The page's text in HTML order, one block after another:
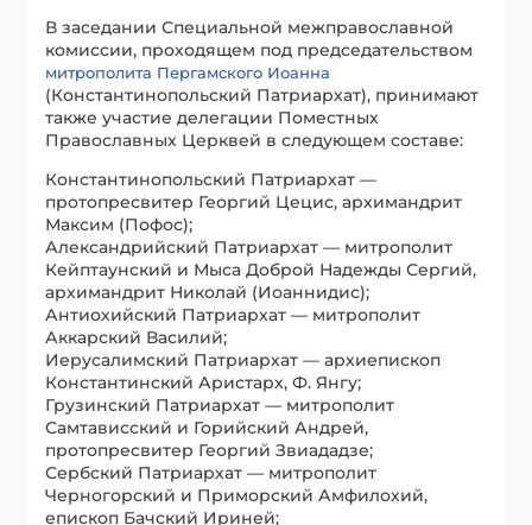
В заседании Специальной межправославной
комиссии, проходящем под председательством
митрополита Пергамского Иоанна
(Константинопольский Патриархат), принимают
также участие делегации Поместных
Православных Церквей в следующем составе:
Константинопольский Патриархат —
протопресвитер Георгий Цецис, архимандрит
Максим (Пофос);
Александрийский Патриархат — митрополит
Кейптаунский и Мыса Доброй Надежды Сергий,
архимандрит Николай (Иоаннидис);
Антиохийский Патриархат — митрополит
Аккарский Василий;
Иерусалимский Патриархат — архиепископ
Константинский Аристарх, Ф. Янгу;
Грузинский Патриархат — митрополит
Самтависский и Горийский Андрей,
протопресвитер Георгий Звиададзе;
Сербский Патриархат — митрополит
Черногорский и Приморский Амфилохий,
епископ Бачский Ириней;